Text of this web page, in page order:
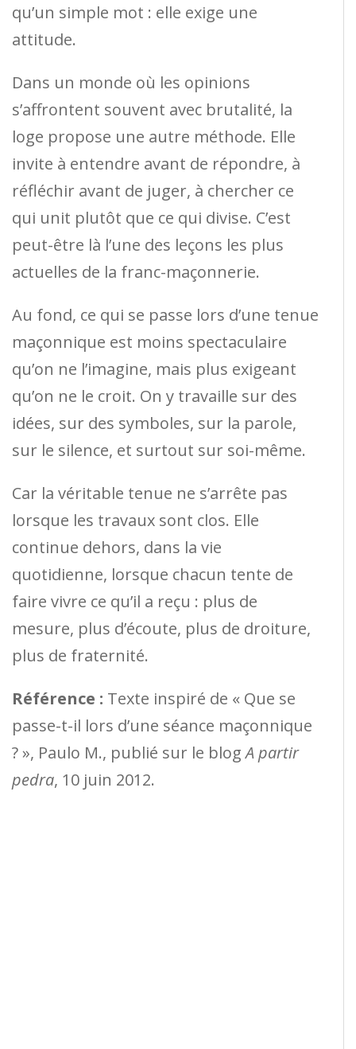
qu’un simple mot : elle exige une
attitude.
Dans un monde où les opinions
s’affrontent souvent avec brutalité, la
loge propose une autre méthode. Elle
invite à entendre avant de répondre, à
réfléchir avant de juger, à chercher ce
qui unit plutôt que ce qui divise. C’est
peut-être là l’une des leçons les plus
actuelles de la franc-maçonnerie.
Au fond, ce qui se passe lors d’une tenue
maçonnique est moins spectaculaire
qu’on ne l’imagine, mais plus exigeant
qu’on ne le croit. On y travaille sur des
idées, sur des symboles, sur la parole,
sur le silence, et surtout sur soi-même.
Car la véritable tenue ne s’arrête pas
lorsque les travaux sont clos. Elle
continue dehors, dans la vie
quotidienne, lorsque chacun tente de
faire vivre ce qu’il a reçu : plus de
mesure, plus d’écoute, plus de droiture,
plus de fraternité.
Référence : Texte inspiré de « Que se
passe-t-il lors d’une séance maçonnique
? », Paulo M., publié sur le blogA partir
pedra, 10 juin 2012.